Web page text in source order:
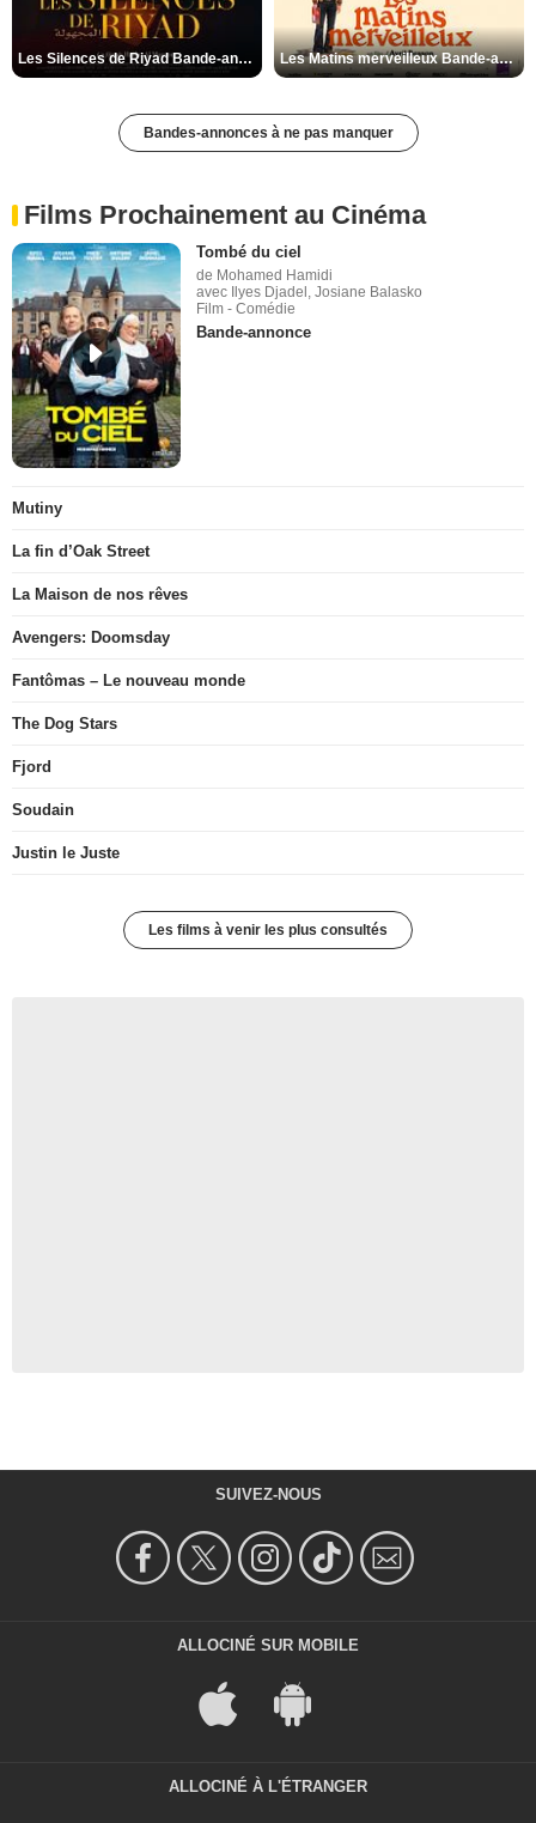
Les Silences de Riyad Bande-annonce VO STFR Les Matins merveilleux Bande-annonce VF
Bandes-annonces à ne pas manquer
Films Prochainement au Cinéma
Tombé du ciel
de Mohamed Hamidi
avec Ilyes Djadel, Josiane Balasko
Film - Comédie
Bande-annonce
Mutiny
La fin d’Oak Street
La Maison de nos rêves
Avengers: Doomsday
Fantômas – Le nouveau monde
The Dog Stars
Fjord
Soudain
Justin le Juste
Les films à venir les plus consultés
SUIVEZ-NOUS
ALLOCINÉ SUR MOBILE
ALLOCINÉ À L'ÉTRANGER